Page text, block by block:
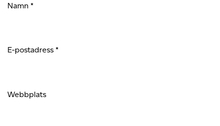
Namn *
E-postadress *
Webbplats